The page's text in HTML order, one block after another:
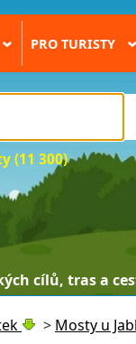
› PRO TURISTY
(11 300)
cílů, tras a
> Mosty u